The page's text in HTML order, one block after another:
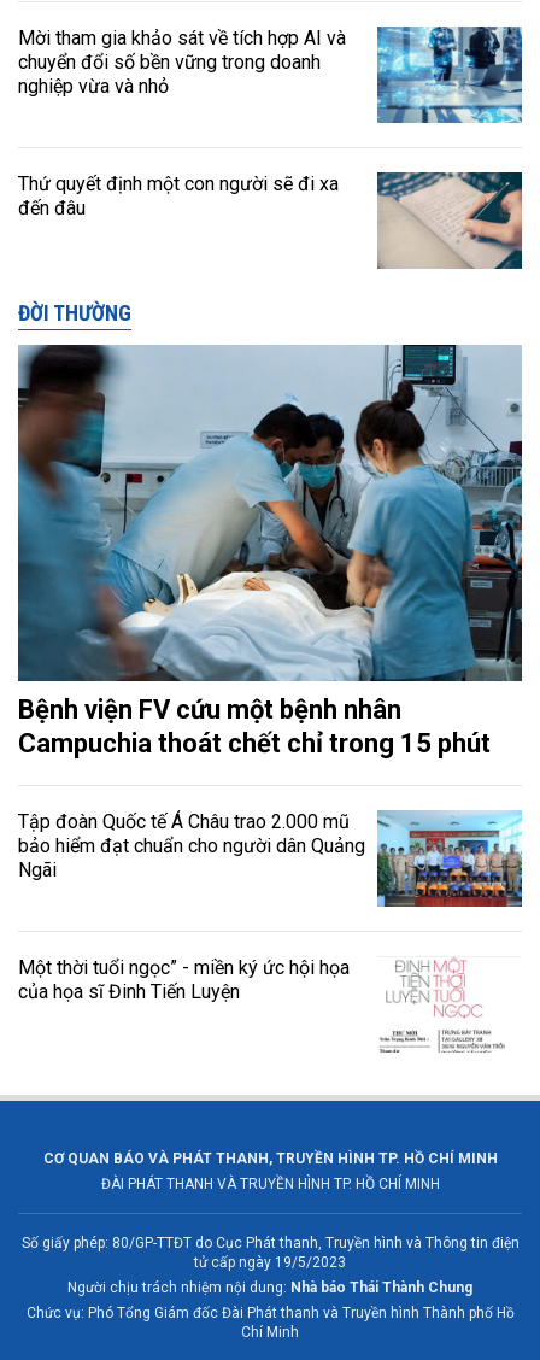
Mời tham gia khảo sát về tích hợp AI và
chuyển đổi số bền vững trong doanh
nghiệp vừa và nhỏ
Thứ quyết định một con người sẽ đi xa
đến đâu
ĐỜI THƯỜNG
Bệnh viện FV cứu một bệnh nhân
Campuchia thoát chết chỉ trong 15 phút
Tập đoàn Quốc tế Á Châu trao 2.000 mũ
bảo hiểm đạt chuẩn cho người dân Quảng
Ngãi
Một thời tuổi ngọc” - miền ký ức hội họa
của họa sĩ Đinh Tiến Luyện
CƠ QUAN BÁO VÀ PHÁT THANH, TRUYỀN HÌNH TP. HỒ CHÍ MINH
ĐÀI PHÁT THANH VÀ TRUYỀN HÌNH TP. HỒ CHÍ MINH
Số giấy phép: 80/GP-TTĐT do Cục Phát thanh, Truyền hình và Thông tin điện
tử cấp ngày 19/5/2023
Người chịu trách nhiệm nội dung: Nhà báo Thái Thành Chung
Chức vụ: Phó Tổng Giám đốc Đài Phát thanh và Truyền hình Thành phố Hồ
Chí Minh